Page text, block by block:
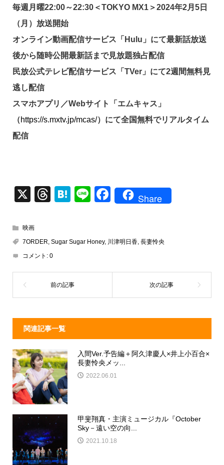
毎週月曜22:00～22:30＜TOKYO MX1＞2024年2月5日
（月）放送開始
オンライン動画配信サービス「Hulu」にて最新話放送
後から随時公開最新話まで見放題独占配信
民放公式テレビ配信サービス「TVer」にて2週間無料見
逃し配信
スマホアプリ／Webサイト「エムキャス」
（https://s.mxtv.jp/mcas/）にて全国無料でリアルタイム
配信
X
T
a
d
s
H
n
Li
F
e
o
Share
映画
7ORDER, Sugar Sugar Honey, 川津明日香, 長妻怜央
コメント: 0
関連記事一覧
入間Ver.予告編＋阿久津慶人×井上小百合×
長妻怜央メッ...
2022.06.01
甲斐翔真・主演ミュージカル『October
Sky－遠い空の向...
2021.10.18